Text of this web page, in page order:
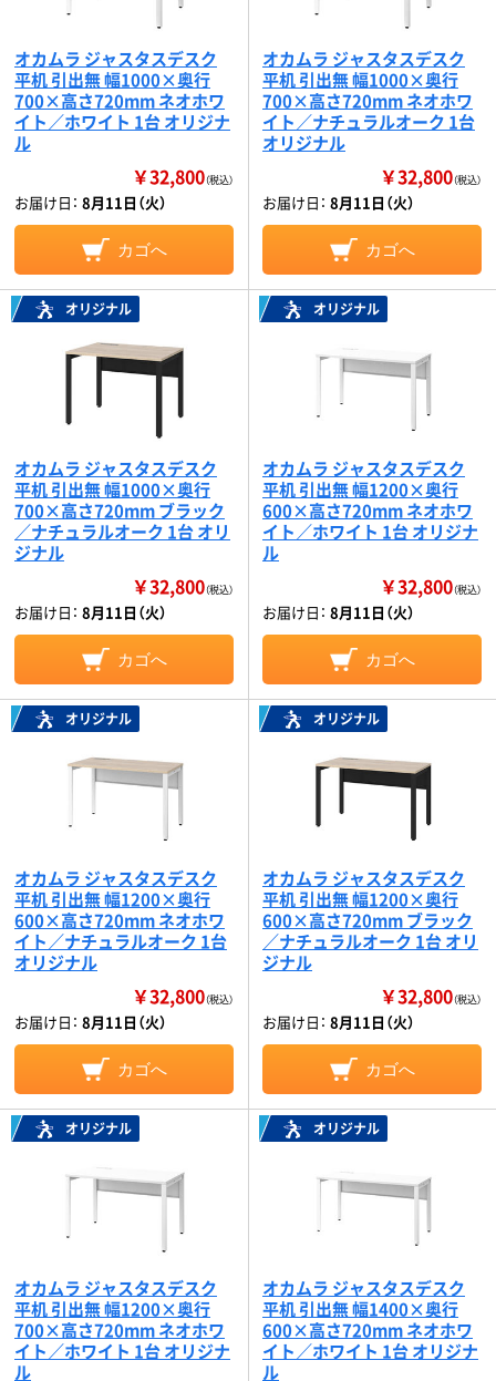
オカムラ ジャスタスデスク
平机 引出無 幅1000×奥行
700×高さ720mm ネオホワ
イト／ホワイト 1台 オリジナ
ル
￥32,800（税込）
お届け日： 8月11日（火）
カゴへ
オカムラ ジャスタスデスク
平机 引出無 幅1000×奥行
700×高さ720mm ネオホワ
イト／ナチュラルオーク 1台
オリジナル
￥32,800（税込）
お届け日： 8月11日（火）
カゴへ
オリジナル
オカムラ ジャスタスデスク
平机 引出無 幅1000×奥行
700×高さ720mm ブラック
／ナチュラルオーク 1台 オリ
ジナル
￥32,800（税込）
お届け日： 8月11日（火）
カゴへ
オリジナル
オカムラ ジャスタスデスク
平机 引出無 幅1200×奥行
600×高さ720mm ネオホワ
イト／ホワイト 1台 オリジナ
ル
￥32,800（税込）
お届け日： 8月11日（火）
カゴへ
オリジナル
オカムラ ジャスタスデスク
平机 引出無 幅1200×奥行
600×高さ720mm ネオホワ
イト／ナチュラルオーク 1台
オリジナル
￥32,800（税込）
お届け日： 8月11日（火）
カゴへ
オリジナル
オカムラ ジャスタスデスク
平机 引出無 幅1200×奥行
600×高さ720mm ブラック
／ナチュラルオーク 1台 オリ
ジナル
￥32,800（税込）
お届け日： 8月11日（火）
カゴへ
オリジナル
オカムラ ジャスタスデスク
平机 引出無 幅1200×奥行
700×高さ720mm ネオホワ
イト／ホワイト 1台 オリジナ
ル
オリジナル
オカムラ ジャスタスデスク
平机 引出無 幅1400×奥行
600×高さ720mm ネオホワ
イト／ホワイト 1台 オリジナ
ル